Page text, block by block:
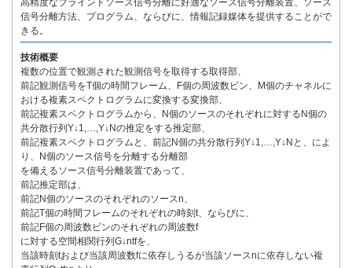
高精度なブラインドソース信号分離に好適なソース信号分離装置、ソース
信号分離方法、プログラム、ならびに、情報記録媒体を提供することがで
きる。
技術概要
複数の位置で観測された観測信号を取得する取得部、
前記観測信号をT個の時間フレーム、F個の周波数ビン、M個のチャネルに
おける複素スペクトログラムに変換する変換部、
前記複素スペクトログラムから、N個のソースのそれぞれに対するN個の
共分散行列Y↓1,…,Y↓Nの推定をする推定部、
前記複素スペクトログラムと、前記N個の共分散行列Y↓1,…,Y↓Nと、によ
り、N個のソース信号を分離する分離部
を備えるソース信号分離装置であって、
前記推定部は、
前記N個のソースのそれぞれのソースn、
前記T個の時間フレームのそれぞれの時刻t、ならびに、
前記F個の周波数ビンのそれぞれの周波数f
に対する空間相関行列G↓ntfを、
当該時刻tおよび当該周波数fに依存しうるが当該ソースnに依存しない複